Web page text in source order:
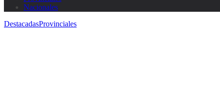
Nacionales
DestacadasProvinciales